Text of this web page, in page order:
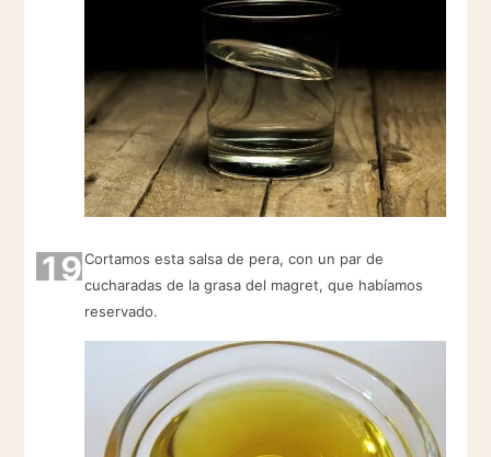
19Cortamos esta salsa de pera, con un par de
cucharadas de la grasa del magret, que habíamos
reservado.